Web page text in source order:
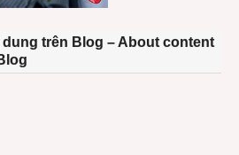
trên Blog – About content